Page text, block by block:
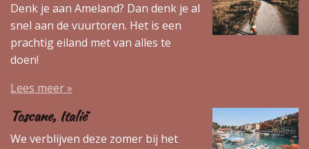
Denk je aan Ameland? Dan denk je al
snel aan de vuurtoren. Het is een
prachtig eiland met van alles te
doen!
Lees meer »
Toscane, Italië
We verblijven deze zomer bij het